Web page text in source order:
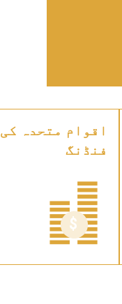
اقوام متحدہ کی
فنڈنگ